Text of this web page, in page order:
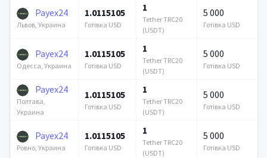
Payex24
Львов, Украина
1.0115105
Готівка USD
1
Tether TRC20
(USDT)
5 000
Готівка USD
Payex24
Одесса, Украина
1.0115105
Готівка USD
1
Tether TRC20
(USDT)
5 000
Готівка USD
Payex24
Полтава,
Украина
1.0115105
Готівка USD
1
Tether TRC20
(USDT)
5 000
Готівка USD
Payex24
Ровно, Украина
1.0115105
Готівка USD
1
Tether TRC20
(USDT)
5 000
Готівка USD